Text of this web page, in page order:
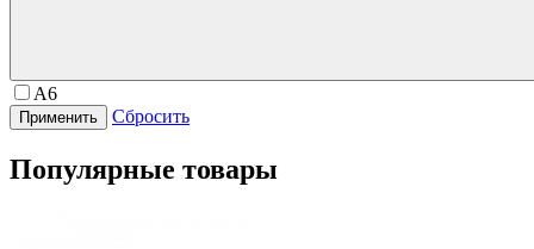
А6
Сбросить
Популярные товары